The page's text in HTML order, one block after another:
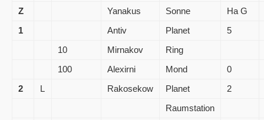
Z
Yanakus Sonne
Ha G
1
Antiv Planet
5
10
Mirnakov
Ring
100
Alexirni Mond
0
2
L Rakosekow Planet
2
Raumstation